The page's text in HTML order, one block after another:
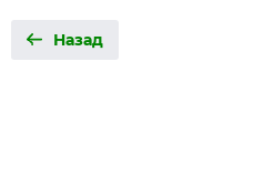
Назад